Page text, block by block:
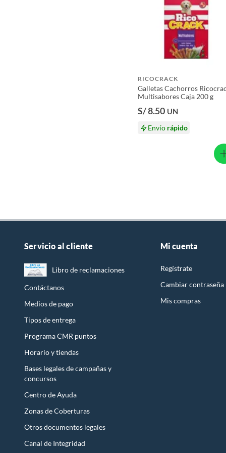
RICOCRACK
Galletas Cachorros
Multisabores Caja 200 g
S/ 8.50 UN
Envío rápido
Servicio al cliente
Libro de reclamaciones
Contáctanos
Medios de pago
Tipos de entrega
Programa CMR puntos
Horario y tiendas
Bases legales de campañas y
concursos
Centro de Ayuda
Zonas de Coberturas
Otros documentos legales
Canal de Integridad
Mi cuenta
Regístrate
Cambiar contraseña
Mis compras